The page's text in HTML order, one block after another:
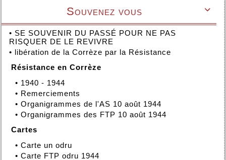

Souvenez vous
• SE SOUVENIR DU PASSÉ POUR NE PAS
RISQUER DE LE REVIVRE
• libération de la Corrèze par la Résistance
Résistance en Corrèze
• 1940 - 1944
• Remerciements
• Organigrammes de l'AS 10 août 1944
• Organigrammes des FTP 10 août 1944
Cartes
• Carte un odru
• Carte FTP odru 1944